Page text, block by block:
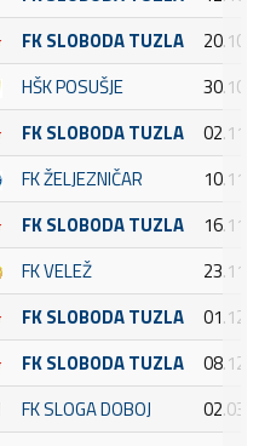
FK SLOBODA TUZLA
HŠK POSUŠJE
FK SLOBODA TUZLA
FK ŽELJEZNIČAR
FK SLOBODA TUZLA
FK VELEŽ
FK SLOBODA TUZLA
FK SLOBODA TUZLA
FK SLOGA DOBOJ